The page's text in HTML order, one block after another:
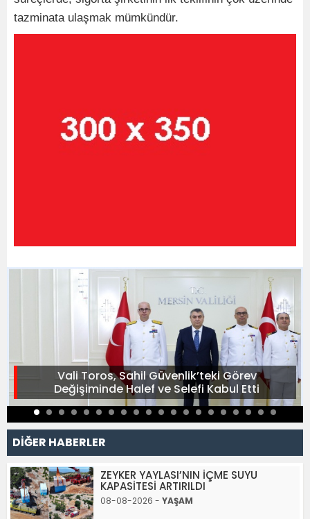
tazminata ulaşmak mümkündür.
Vali Toros, Sahil Güvenlik’teki Görev
Değişiminde Halef ve Selefi Kabul Etti
DİĞER HABERLER
ZEYKER YAYLASI’NIN İÇME SUYU
KAPASİTESİ ARTIRILDI
08-08-2026 - YAŞAM